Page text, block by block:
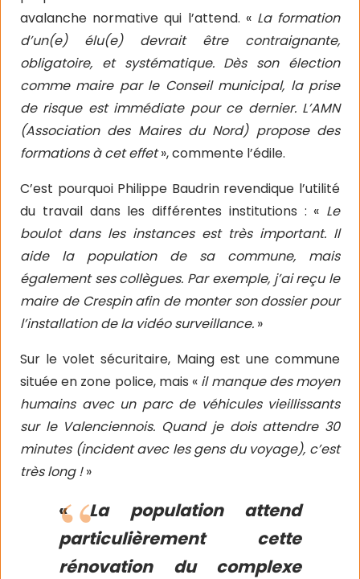
avalanche normative qui l’attend. « La formation
d’un(e) élu(e) devrait être contraignante,
obligatoire, et systématique. Dès son élection
comme maire par le Conseil municipal, la prise
de risque est immédiate pour ce dernier. L’AMN
(Association des Maires du Nord) propose des
formations à cet effet», commente l’édile.
C’est pourquoi Philippe Baudrin revendique l’utilité
du travail dans les différentes institutions : « Le
boulot dans les instances est très important. Il
aide la population de sa commune, mais
également ses collègues. Par exemple, j’ai reçu le
maire de Crespin afin de monter son dossier pour
l’installation de la vidéo surveillance. »
Sur le volet sécuritaire, Maing est une commune
située en zone police, mais « il manque des moyen
humains avec un parc de véhicules vieillissants
sur le Valenciennois. Quand je dois attendre 30
minutes (incident avec les gens du voyage), c’est
très long !»
«La population attend
particulièrement cette
rénovation du complexe